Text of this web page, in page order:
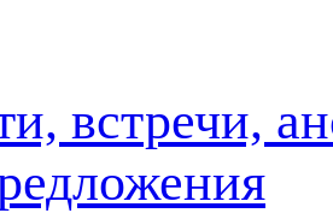
встречи,